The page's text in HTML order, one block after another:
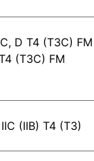
D T4 (T3C) FM
(T3C) FM
(IIB) T4 (T3)